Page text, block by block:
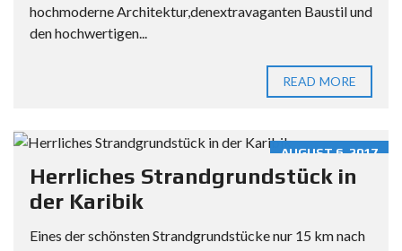
hochmoderne Architektur,denextravaganten Baustil und
den hochwertigen...
READ MORE
AUGUST 6, 2017
Herrliches Strandgrundstück in
der Karibik
Eines der schönsten Strandgrundstücke nur 15 km nach